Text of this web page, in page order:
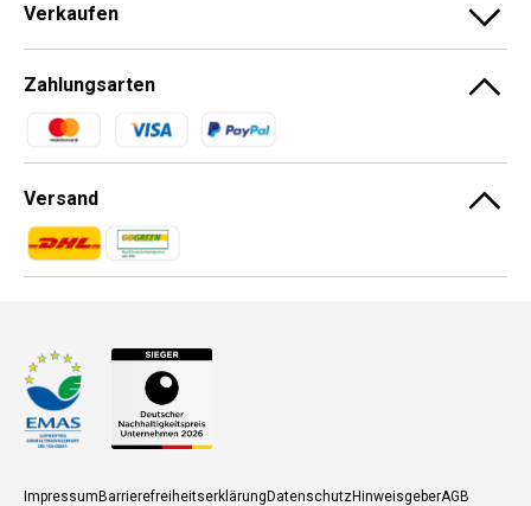
Verkaufen
Zahlungsarten
Zahlungsmethoden
Versand
Zahlungsmethoden
Zahlungsmethoden
ImpressumBarrierefreiheitserklärungDatenschutzHinweisgeberAGB